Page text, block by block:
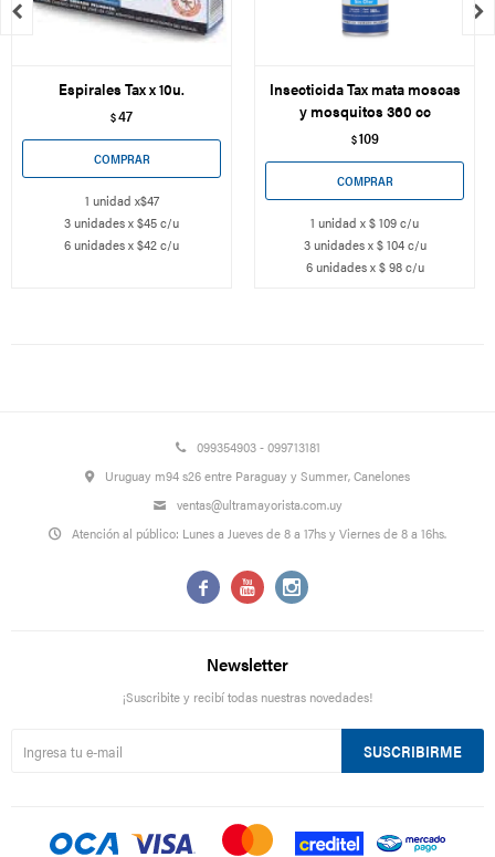
Espirales Tax x 10u.
$47
1 unidad x$47
3 unidades x $45 c/u
6 unidades x $42 c/u
Insecticida Tax mata moscas
y mosquitos 360 cc
$109
1 unidad x $ 109 c/u
3 unidades x $ 104 c/u
6 unidades x $ 98 c/u
 
099354903 - 099713181
Uruguay m94 s26 entre Paraguay y Summer, Canelones
ventas@ultramayorista.com.uy
Atención al público: Lunes a Jueves de 8 a 17hs y Viernes de 8 a 16hs.
  
Newsletter
¡Suscribite y recibí todas nuestras novedades!
SUSCRIBIRME